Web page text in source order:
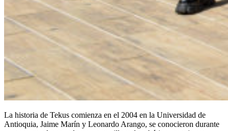
La historia de Tekus comienza en el 2004 en la Universidad de
Antioquia, Jaime Marín y Leonardo Arango, se conocieron durante